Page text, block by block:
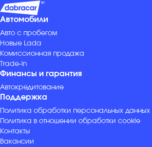
Автомобили
Авто с пробегом
Новые Lada
Комиссионная продажа
Trade-in
Финансы и гарантия
Автокредитование
Поддержка
Политика обработки персональных данных
Политика в отношении обработки cookie
Контакты
Вакансии